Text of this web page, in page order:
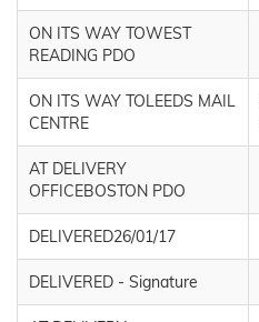
ON ITS WAY TOWEST
READING PDO
ON ITS WAY TOLEEDS MAIL
CENTRE
AT DELIVERY
OFFICEBOSTON PDO
DELIVERED26/01/17
DELIVERED - Signature